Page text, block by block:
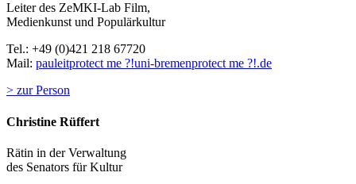
Leiter des ZeMKI-Lab Film,
Medienkunst und Populärkultur
Tel.: +49 (0)421 218 67720
Mail: pauleitprotect me ?!uni-bremenprotect me ?!.de
> zur Person
Christine Rüffert
Rätin in der Verwaltung
des Senators für Kultur